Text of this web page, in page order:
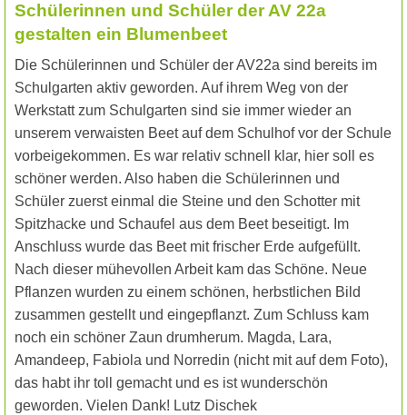
Schülerinnen und Schüler der AV 22a
gestalten ein Blumenbeet
Die Schülerinnen und Schüler der AV22a sind bereits im
Schulgarten aktiv geworden. Auf ihrem Weg von der
Werkstatt zum Schulgarten sind sie immer wieder an
unserem verwaisten Beet auf dem Schulhof vor der Schule
vorbeigekommen. Es war relativ schnell klar, hier soll es
schöner werden. Also haben die Schülerinnen und
Schüler zuerst einmal die Steine und den Schotter mit
Spitzhacke und Schaufel aus dem Beet beseitigt. Im
Anschluss wurde das Beet mit frischer Erde aufgefüllt.
Nach dieser mühevollen Arbeit kam das Schöne. Neue
Pflanzen wurden zu einem schönen, herbstlichen Bild
zusammen gestellt und eingepflanzt. Zum Schluss kam
noch ein schöner Zaun drumherum. Magda, Lara,
Amandeep, Fabiola und Norredin (nicht mit auf dem Foto),
das habt ihr toll gemacht und es ist wunderschön
geworden. Vielen Dank! Lutz Dischek